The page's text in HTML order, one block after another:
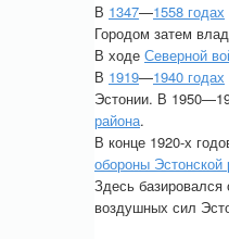
В 1347—1558 годах
Городом затем
В ходе Северной
В 1919—1940 годах
Эстонии. В
района.
В конце 1920-х
обороны Эстонской
Здесь
воздушных сил